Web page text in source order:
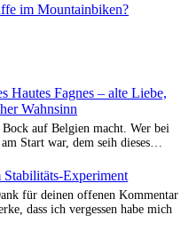
im Mountainbiken?
Hautes Fagnes – alte Liebe,
Wahnsinn
auf Belgien macht. Wer bei
Start war, dem seih dieses…
Stabilitäts-Experiment
für deinen offenen Kommentar
dass ich vergessen habe mich